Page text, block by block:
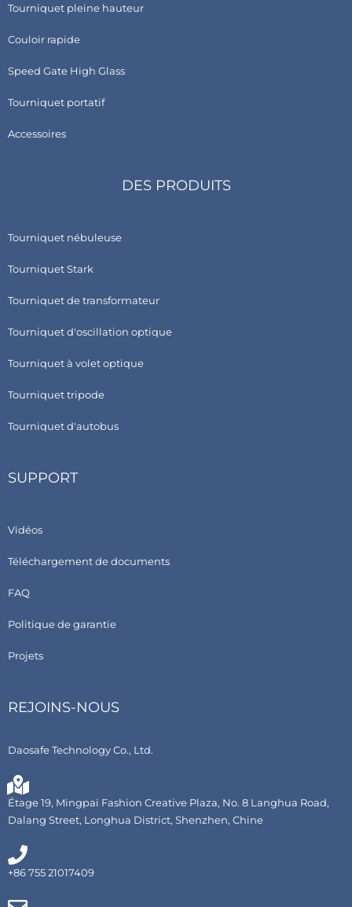
Tourniquet pleine hauteur
Couloir rapide
Speed Gate High Glass
Tourniquet portatif
Accessoires
DES PRODUITS
Tourniquet nébuleuse
Tourniquet Stark
Tourniquet de transformateur
Tourniquet d'oscillation optique
Tourniquet à volet optique
Tourniquet tripode
Tourniquet d'autobus
SUPPORT
Vidéos
Téléchargement de documents
FAQ
Politique de garantie
Projets
REJOINS-NOUS
Daosafe Technology Co., Ltd.
Étage 19, Mingpai Fashion Creative Plaza, No. 8 Langhua Road,
Dalang Street, Longhua District, Shenzhen, Chine
+86 755 21017409